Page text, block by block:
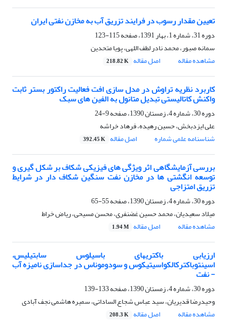
تعیین مقدار رسوب در فرایند تزریق آب به مخازن نفتی ایران
دوره 31، شماره 1، بهار 1391، صفحه
115-123
سمانه صبور، محمد نادر لطف اللهی، پویا متحدین
مشاهده مقاله
اصل مقاله 218.82 K
کاربرد نظریه تراوش در مدل سازی افت فعالیت راکتور بستر ثابت
واکنش کاتالیستی تبدیل متانول به الفین های سبک
دوره 30، شماره 4، زمستان 1390، صفحه
9-24
علی ایزدبخش، حسین رهیده، فرهاد خراشه
شناسنامه علمی شماره
اصل مقاله 392.45 K
بررسی آزمایشگاهی اثر ویژگی های فیزیکی شکاف بر شکل گیری و
توسعه انگشتی ها در مخازن نفت سنگین شکاف دار در شرایط
تزریق امتزاجی
دوره 30، شماره 4، زمستان 1390، صفحه
55-65
میلاد سعیدیان، محمد حسین غضنفری، محسن مسیحی، ریاض خراط
مشاهده مقاله
اصل مقاله 1.94 M
ارزیابی باکتری‪های باسیلوس سابتیلیس،
اسینتوباکترکالکواسیتیکوس و سودوموناس در جداسازی نامیزه آب
- نفت
دوره 30، شماره 4، زمستان 1390، صفحه
133-139
وحیدرضا قدیریان، سید عباس شجاع الساداتی، سمیره هاشمی نجف آبادی
مشاهده مقاله
اصل مقاله 208.3 K